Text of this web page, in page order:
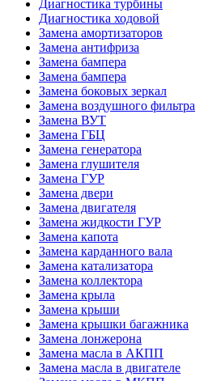
Диагностика турбины
Диагностика ходовой
Замена амортизаторов
Замена антифриза
Замена бампера
Замена бампера
Замена боковых зеркал
Замена воздушного фильтра
Замена ВУТ
Замена ГБЦ
Замена генератора
Замена глушителя
Замена ГУР
Замена двери
Замена двигателя
Замена жидкости ГУР
Замена капота
Замена карданного вала
Замена катализатора
Замена коллектора
Замена крыла
Замена крыши
Замена крышки багажника
Замена лонжерона
Замена масла в АКПП
Замена масла в двигателе